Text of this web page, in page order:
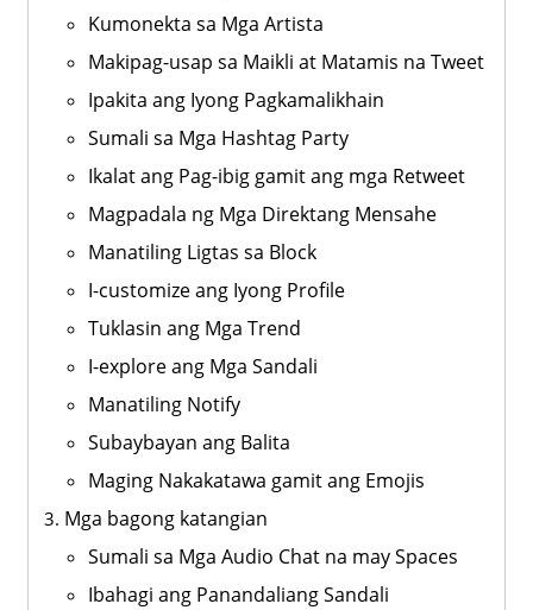
Kumonekta sa Mga Artista
Makipag-usap sa Maikli at Matamis na Tweet
Ipakita ang Iyong Pagkamalikhain
Sumali sa Mga Hashtag Party
Ikalat ang Pag-ibig gamit ang mga Retweet
Magpadala ng Mga Direktang Mensahe
Manatiling Ligtas sa Block
I-customize ang Iyong Profile
Tuklasin ang Mga Trend
I-explore ang Mga Sandali
Manatiling Notify
Subaybayan ang Balita
Maging Nakakatawa gamit ang Emojis
Mga bagong katangian
Sumali sa Mga Audio Chat na may Spaces
Ibahagi ang Panandaliang Sandali